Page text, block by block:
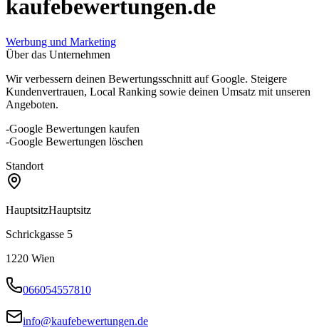
kaufebewertungen.de
Werbung und Marketing
Über das Unternehmen
Wir verbessern deinen Bewertungsschnitt auf Google. Steigere
Kundenvertrauen, Local Ranking sowie deinen Umsatz mit unseren
Angeboten.
-Google Bewertungen kaufen
-Google Bewertungen löschen
Standort
HauptsitzHauptsitz
Schrickgasse 5
1220 Wien
066054557810
info@kaufebewertungen.de